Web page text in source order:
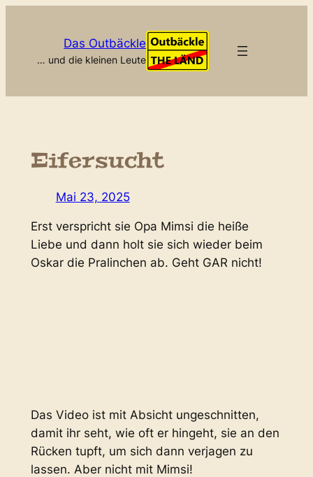
Das Outbäckle
… und die kleinen Leute
Eifersucht
Mai 23, 2025
Erst verspricht sie Opa Mimsi die heiße
Liebe und dann holt sie sich wieder beim
Oskar die Pralinchen ab. Geht GAR nicht!
Das Video ist mit Absicht ungeschnitten,
damit ihr seht, wie oft er hingeht, sie an den
Rücken tupft, um sich dann verjagen zu
lassen. Aber nicht mit Mimsi!